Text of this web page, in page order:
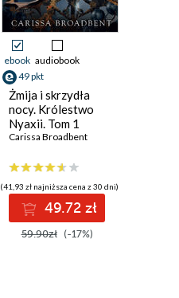
ebook audiobook
49 pkt
Żmija i skrzydła
nocy. Królestwo
Nyaxii. Tom 1
Carissa Broadbent
(41,93 zł najniższa cena z 30 dni)
49.72 zł
59.90zł (-17%)